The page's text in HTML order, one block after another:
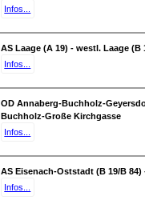
Infos...
AS Laage (A 19) - westl. Laage (B
Infos...
OD Annaberg-Buchholz-
Buchholz-Große Kirchgasse
Infos...
AS Eisenach-Oststadt (B 19/B
Infos...